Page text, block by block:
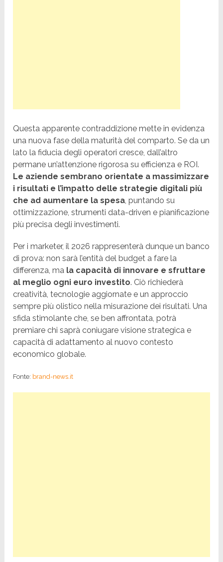
Questa apparente contraddizione mette in evidenza
una nuova fase della maturità del comparto. Se da un
lato la fiducia degli operatori cresce, dall’altro
permane un’attenzione rigorosa su efficienza e ROI.
Le aziende sembrano orientate a massimizzare
i risultati e l’impatto delle strategie digitali più
che ad aumentare la spesa, puntando su
ottimizzazione, strumenti data-driven e pianificazione
più precisa degli investimenti.
Per i marketer, il 2026 rappresenterà dunque un banco
di prova: non sarà l’entità del budget a fare la
differenza, ma la capacità di innovare e sfruttare
al meglio ogni euro investito. Ciò richiederà
creatività, tecnologie aggiornate e un approccio
sempre più olistico nella misurazione dei risultati. Una
sfida stimolante che, se ben affrontata, potrà
premiare chi saprà coniugare visione strategica e
capacità di adattamento al nuovo contesto
economico globale.
Fonte: brand-news.it